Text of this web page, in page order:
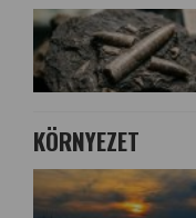
KÖRNYEZET